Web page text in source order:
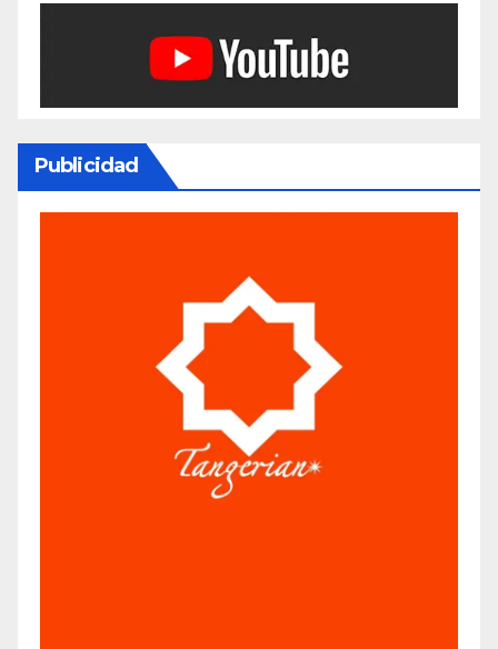
Publicidad